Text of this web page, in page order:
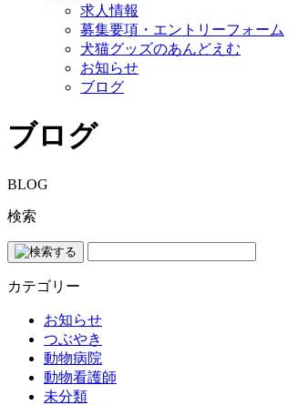
求人情報
募集要項・エントリーフォーム
犬猫グッズのあんどえむ
お知らせ
ブログ
ブログ
BLOG
検索
カテゴリー
お知らせ
つぶやき
動物病院
動物看護師
未分類